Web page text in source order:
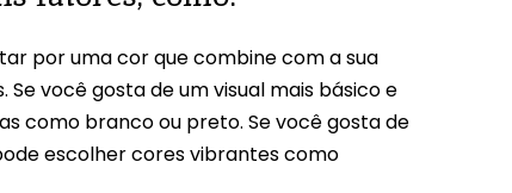
por uma cor que combine com a sua
você gosta de um visual mais básico e
como branco ou preto. Se você gosta de
escolher cores vibrantes como